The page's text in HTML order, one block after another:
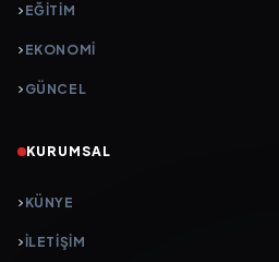
EĞİTİM
EKONOMİ
GÜNCEL
KURUMSAL
KÜNYE
İLETIŞIM